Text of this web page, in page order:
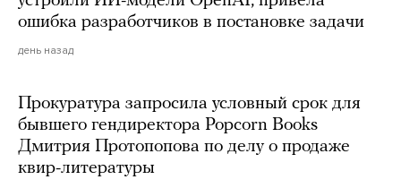
ошибка разработчиков в постановке задачи
день назад
Прокуратура запросила условный срок для
бывшего гендиректора Popcorn Books
Дмитрия Протопопова по делу о продаже
квир-литературы